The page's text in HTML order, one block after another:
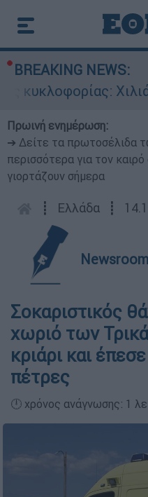
BREAKING NEWS:
Πρωινή ενημέρωση:
➔ Δείτε τα πρωτοσέλιδα
περισσότερα για τον
γιορτάζουν σήμερα
┋ Ελλάδα ┋
Newsroom
Σοκαριστικός
χωριό των
κριάρι και
πέτρες
🕛 χρόνος ανάγνωσης: 1